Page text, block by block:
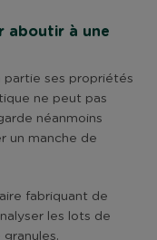
aboutir à une
partie ses propriétés
ne peut pas
néanmoins
un manche de
fabriquant de
les lots de